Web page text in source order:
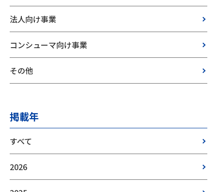
法人向け事業
コンシューマ向け事業
その他
掲載年
すべて
2026